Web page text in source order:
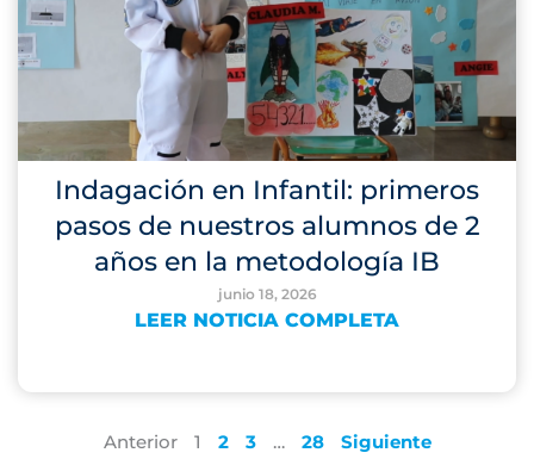
Indagación en Infantil: primeros
pasos de nuestros alumnos de 2
años en la metodología IB
junio 18, 2026
LEER NOTICIA COMPLETA
Anterior 1 2 3 … 28 Siguiente